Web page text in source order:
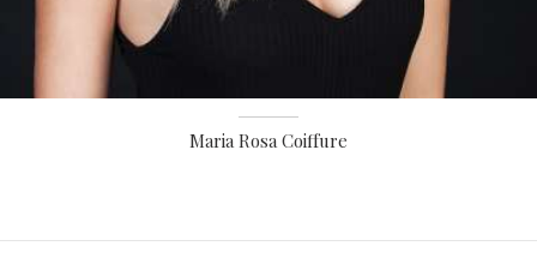
Maria Rosa Coiffure